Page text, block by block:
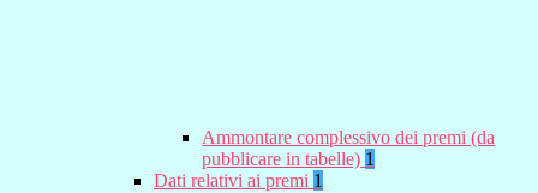
Ammontare complessivo dei premi (da
pubblicare in tabelle) 1
Dati relativi ai premi 1